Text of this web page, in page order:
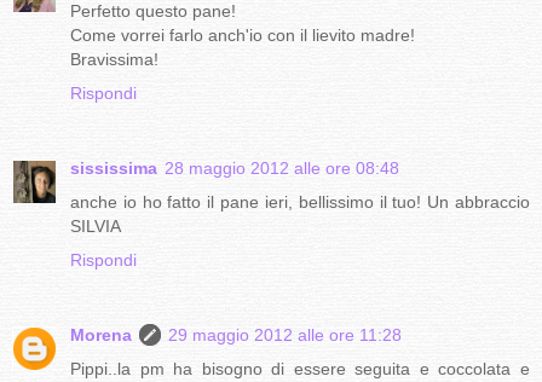
Perfetto questo pane!
Come vorrei farlo anch'io con il lievito madre!
Bravissima!
Rispondi
sississima 28 maggio 2012 alle ore 08:48
anche io ho fatto il pane ieri, bellissimo il tuo! Un abbraccio
SILVIA
Rispondi
Morena
29 maggio 2012 alle ore 11:28
Pippi..la pm ha bisogno di essere seguita e coccolata e